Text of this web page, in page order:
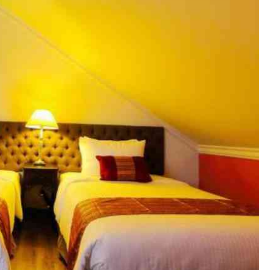
Máy sấy tóc
vào năm 2015, Calla Lily Villa Hotel là điểm du lịch bổ sung
sạn nằm cách trung tâm thành phố 4-5km và dễ dàng tiếp cận
dễ dàng tiếp cận những điểm tham quan du lịch nổi tiếng của